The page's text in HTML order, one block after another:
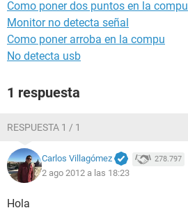
Como poner dos puntos en la compu
Monitor no detecta señal
Como poner arroba en la compu
No detecta usb
1 respuesta
RESPUESTA 1 / 1
Carlos Villagómez 278.797
2 ago 2012 a las 18:23
Hola